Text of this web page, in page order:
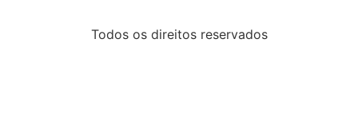
Todos os direitos reservados